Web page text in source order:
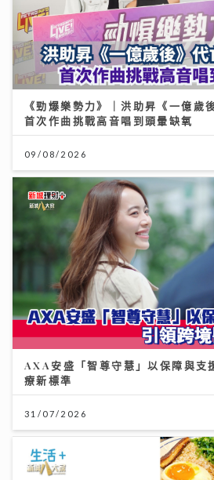
《勁爆樂勢力》｜洪助昇《一億歲
首次作曲挑戰高音唱到頭暈缺氧
09/08/2026
AXA安盛「智尊守慧」以保障與
療新標準
31/07/2026